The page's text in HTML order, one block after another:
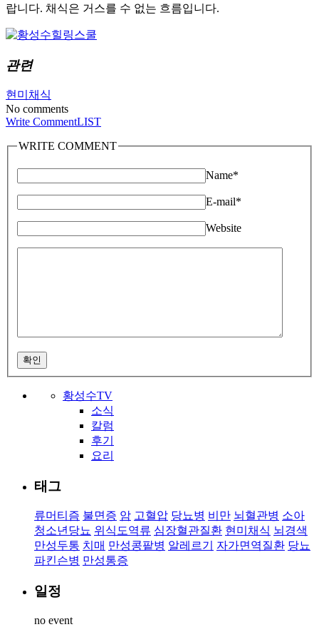
랍니다. 채식은 거스를 수 없는 흐름입니다.
관련
현미채식
No comments
Write CommentLIST
WRITE COMMENT
Name*
E-mail*
Website
확인
황성수TV
소식
칼럼
후기
요리
태그
류머티즘 불면증 암 고혈압 당뇨병 비만 뇌혈관병 소아
청소년당뇨 위식도역류 심장혈관질환 현미채식 뇌경색
만성두통 치매 만성콩팥병 알레르기 자가면역질환 당뇨
파킨슨병 만성통증
일정
no event